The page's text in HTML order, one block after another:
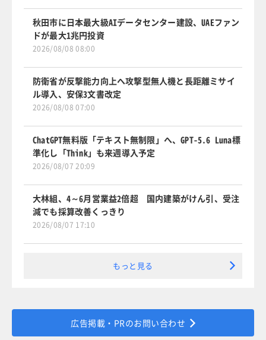
秋田市に日本最大級AIデータセンター建設、UAEファン
ドが最大1兆円投資
2026/08/08 08:00
防衛省が反撃能力向上へ攻撃型無人機と長距離ミサイ
ル導入、安保3文書改定
2026/08/08 07:00
ChatGPT無料版「テキスト無制限」へ、GPT-5.6 Luna標
準化し「Think」も来週導入予定
2026/08/07 20:09
大林組、4～6月営業益2倍超 国内建築がけん引、受注
減でも採算改善くっきり
2026/08/07 17:10
もっと見る
広告掲載・PRのお問い合わせ